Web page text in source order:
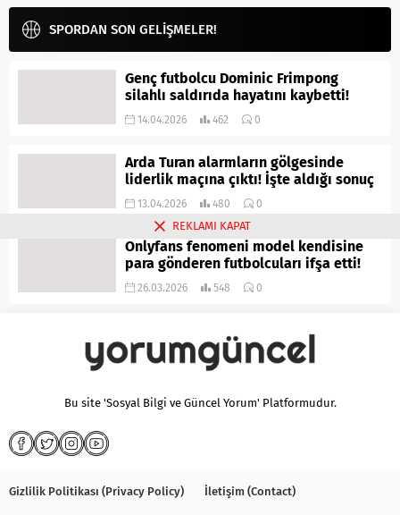
SPORDAN SON GELİŞMELER!
Genç futbolcu Dominic Frimpong
silahlı saldırıda hayatını kaybetti!
14.04.2026 462 0
Arda Turan alarmların gölgesinde
liderlik maçına çıktı! İşte aldığı sonuç
13.04.2026 480 0
Onlyfans fenomeni model kendisine
para gönderen futbolcuları ifşa etti!
26.03.2026 548 0
Bu site 'Sosyal Bilgi ve Güncel Yorum' Platformudur.
Gizlilik Politikası (Privacy Policy) İletişim (Contact)
REKLAMI KAPAT